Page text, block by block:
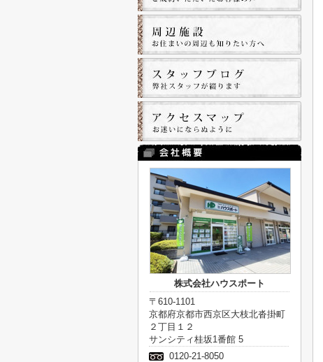
株式会社ハウスポート
〒610-1101
京都府京都市西京区大枝北沓掛町
２丁目１２
サンシティ桂坂1番館 5
0120-21-8050